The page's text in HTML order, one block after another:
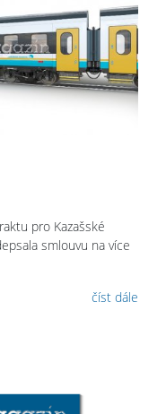
pro Kazašské
smlouvu na více
číst dále